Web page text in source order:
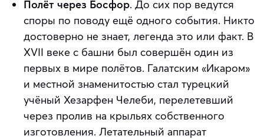
Полёт через Босфор. До сих пор ведутся
споры по поводу ещё одного события. Никто
достоверно не знает, легенда это или факт. В
XVII веке с башни был совершён один из
первых в мире полётов. Галатским «Икаром»
и местной знаменитостью стал турецкий
учёный Хезарфен Челеби, перелетевший
через пролив на крыльях собственного
изготовления. Летательный аппарат